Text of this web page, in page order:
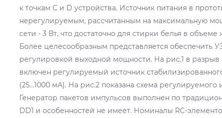
к точкам С и D устройства. Источник питания в
нерегулируемым, рассчитанным на максимальную
сети - 3 Вт, что достаточно для стирки белья в объеме
Более целесообразным представляется обеспечить
регулировкой выходной мощности. На рис.1 в
включен регулируемый источник
(25...1000 мА). На рис.2 показана схема регулируемого
Генератор пакетов импульсов выполнен по
DD1 и особенностей не имеет. Номиналы RC-